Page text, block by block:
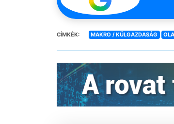
CÍMKÉK: MAKRO / KÜLGAZDASÁG